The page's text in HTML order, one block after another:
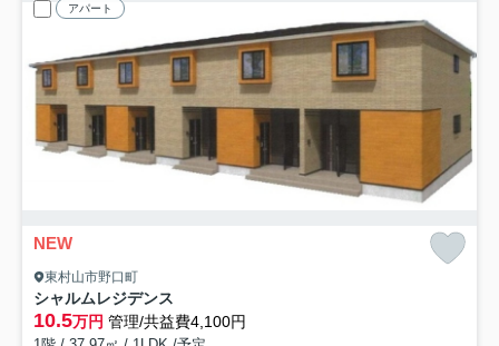
アパート
NEW
東村山市野口町
シャルムレジデンス
10.5万円 管理/共益費4,100円